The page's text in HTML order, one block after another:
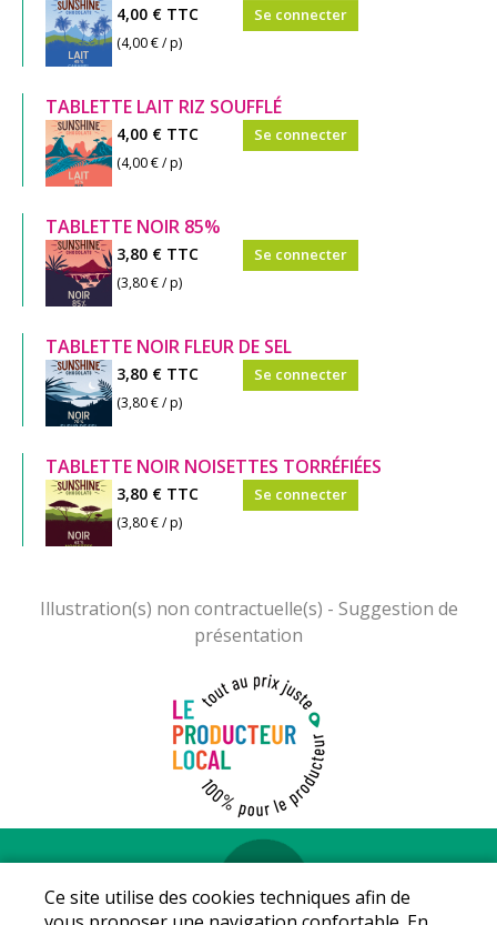
4,00 € TTC
(4,00 € / p)
Se connecter
TABLETTE LAIT RIZ SOUFFLÉ
4,00 € TTC
(4,00 € / p)
Se connecter
TABLETTE NOIR 85%
3,80 € TTC
(3,80 € / p)
Se connecter
TABLETTE NOIR FLEUR DE SEL
3,80 € TTC
(3,80 € / p)
Se connecter
TABLETTE NOIR NOISETTES TORRÉFIÉES
3,80 € TTC
(3,80 € / p)
Se connecter
des données personnelles-La coopérative
Ce site utilise des cookies techniques afin de